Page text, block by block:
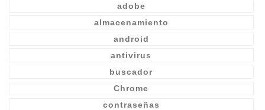
adobe
almacenamiento
android
antivirus
buscador
Chrome
contraseñas